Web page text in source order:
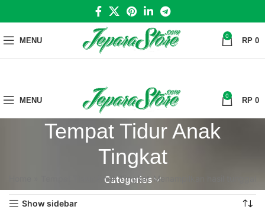
MENU 0 RP 0
MENU 0 RP 0
Tempat Tidur Anak
Tingkat
Categories
Tempat Tidur Anak Tingkat Menampilkan hasil tunggal
Show sidebar